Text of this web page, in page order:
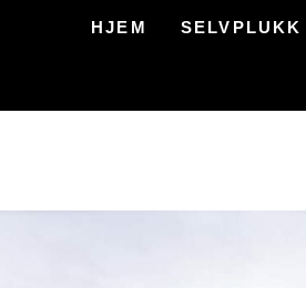
HJEM SELVPLUKK